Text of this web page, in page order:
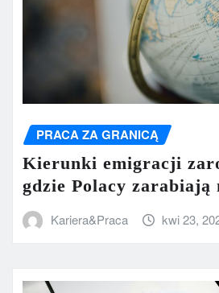
PRACA ZA GRANICĄ
Kierunki emigracji
gdzie Polacy zarabiają
Kariera&Praca kwi 23,